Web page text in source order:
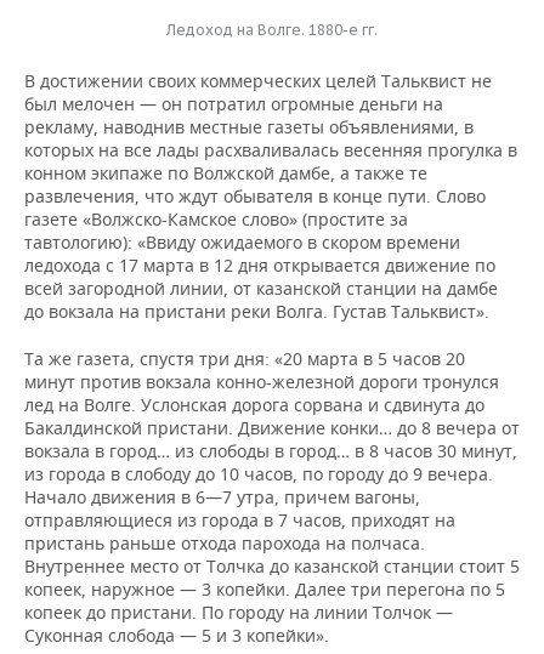
Ледоход на Волге. 1880-е гг.
В достижении своих коммерческих целей Тальквист не
был мелочен — он потратил огромные деньги на
рекламу, наводнив местные газеты объявлениями, в
которых на все лады расхваливалась весенняя прогулка в
конном экипаже по Волжской дамбе, а также те
развлечения, что ждут обывателя в конце пути. Слово
газете «Волжско-Камское слово» (простите за
тавтологию): «Ввиду ожидаемого в скором времени
ледохода с 17 марта в 12 дня открывается движение по
всей загородной линии, от казанской станции на дамбе
до вокзала на пристани реки Волга. Густав Тальквист».
Та же газета, спустя три дня: «20 марта в 5 часов 20
минут против вокзала конно-железной дороги тронулся
лед на Волге. Услонская дорога сорвана и сдвинута до
Бакалдинской пристани. Движение конки… до 8 вечера от
вокзала в город… из слободы в город… в 8 часов 30 минут,
из города в слободу до 10 часов, по городу до 9 вечера.
Начало движения в 6—7 утра, причем вагоны,
отправляющиеся из города в 7 часов, приходят на
пристань раньше отхода парохода на полчаса.
Внутреннее место от Толчка до казанской станции стоит 5
копеек, наружное — 3 копейки. Далее три перегона по 5
копеек до пристани. По городу на линии Толчок —
Суконная слобода — 5 и 3 копейки».